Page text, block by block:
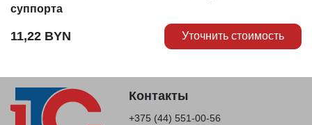
суппорта
11,22 BYN Уточнить стоимость
Контакты
+375 (44) 551-00-56